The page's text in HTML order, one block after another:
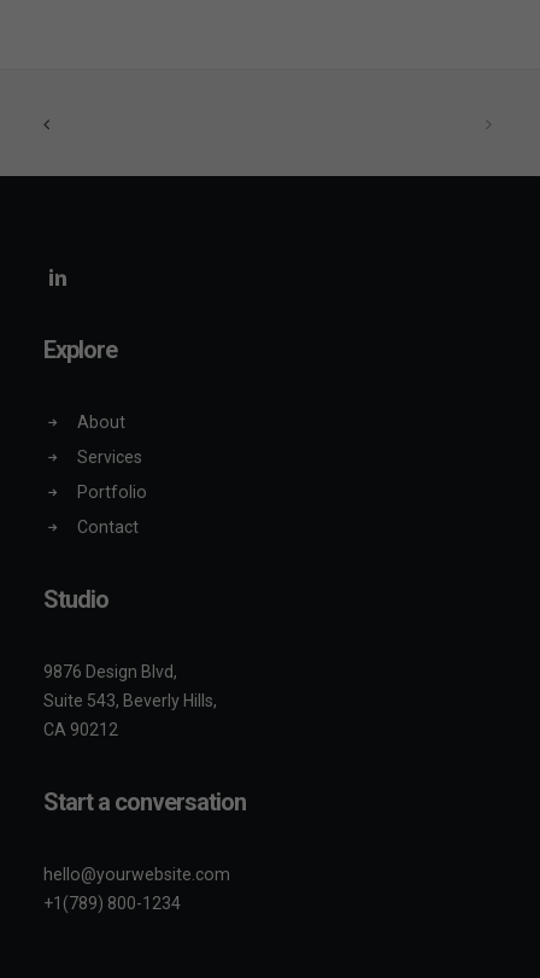
Explore
About
Services
Portfolio
Contact
Studio
9876 Design Blvd,
Suite 543, Beverly Hills,
CA 90212
Start a conversation
hello@yourwebsite.com
+1(789) 800-1234